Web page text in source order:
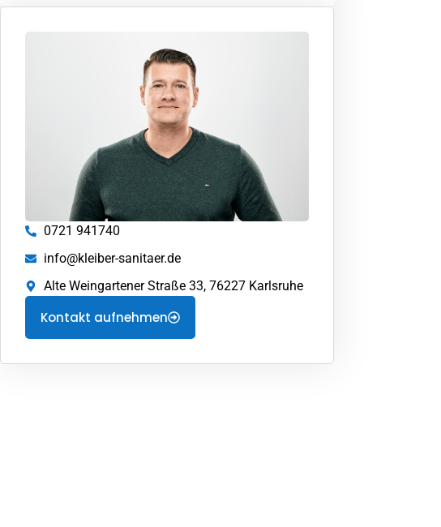
0721 941740
info@kleiber-sanitaer.de
Alte Weingartener Straße 33, 76227 Karlsruhe
Kontakt aufnehmen